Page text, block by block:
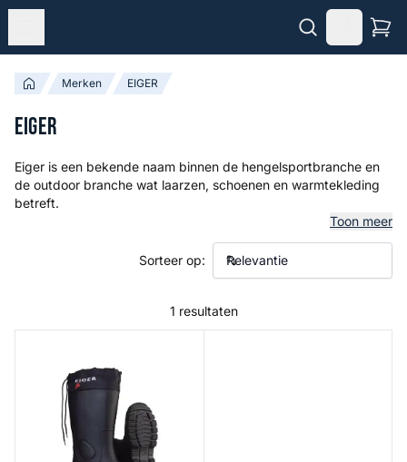
Merken EIGER
EIGER
Eiger is een bekende naam binnen de hengelsportbranche en
de outdoor branche wat laarzen, schoenen en warmtekleding
betreft.
Toon meer
1 resultaten
Sorteer op: